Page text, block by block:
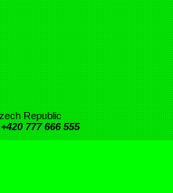
Republic
777 666 555